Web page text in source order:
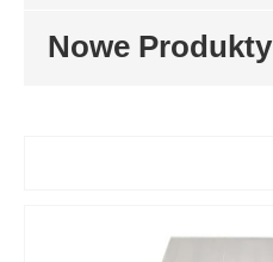
Nowe Produkty